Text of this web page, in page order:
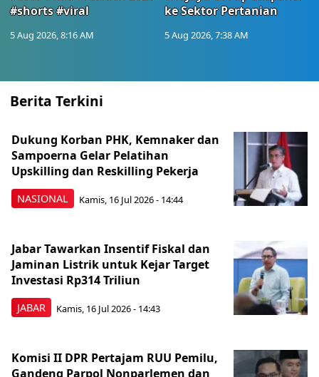
#shorts #viral
5 Aug 2026, 8:16 AM
ke Sektor Pertanian
5 Aug 2026, 7:38 AM
Berita Terkini
NASIONAL
Dukung Korban PHK, Kemnaker dan
Sampoerna Gelar Pelatihan
Upskilling dan Reskilling Pekerja
Kamis, 16 Jul 2026 - 14:44
JABAR
Jabar Tawarkan Insentif Fiskal dan
Jaminan Listrik untuk Kejar Target
Investasi Rp314 Triliun
Kamis, 16 Jul 2026 - 14:43
Komisi II DPR Pertajam RUU Pemilu,
Gandeng Parpol Nonparlemen dan